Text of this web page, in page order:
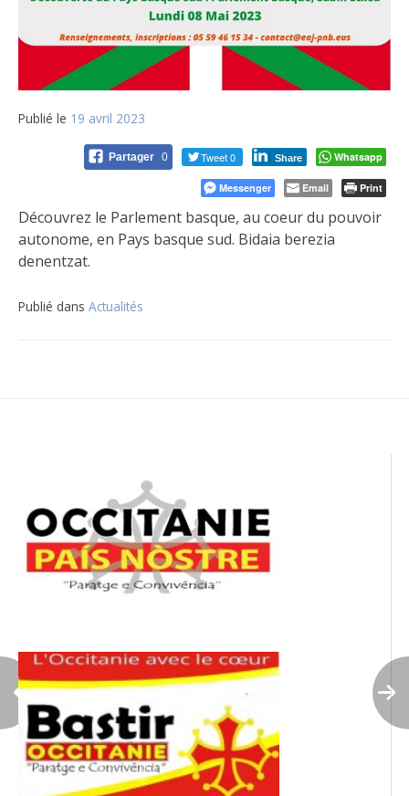
Publié le 19 avril 2023
Partager 0 Tweet 0 Share Whatsapp
Messenger Email Print
Découvrez le Parlement basque, au coeur du pouvoir
autonome, en Pays basque sud. Bidaia berezia
denentzat.
Publié dans Actualités